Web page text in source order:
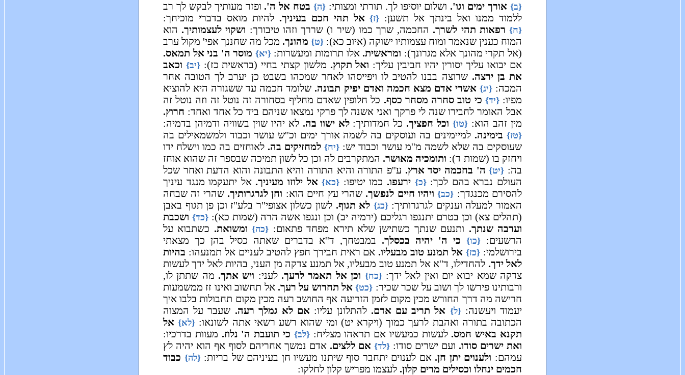
{ב} אורך ימים וגו'. ושלום יוסיפו לך. תורתי ומצותי: {ה} בטח אל ה'. ופזר מעותיך לבקש לך רב
ללמוד ממנו ואל בינתך אל תשען: {ז} אל תהי חכם בעיניך. להיות מואס בדברי מוכיחך:
{ח} רפאות תהי לשרך. החכמה, שרך כמו (שיר ו) שררך וזהו טיבורך: ושקוי לעצמותיך. הוא
המוח כענין שנאמר ומוח עצמותיו ישוקה (איוב כא): {ט} מהונך. מכל מה שחננך אפי' מקול ערב
(אל תקרי מהונך אלא מגרונך): ומראשית. אלו תרומות ומעשרות:{יא} מוסר ה' בני אל תמאס.
אם יבואו עליך יסורין יהיו חביבין עליך: ואל תקוץ. מלשון קצתי בחיי (בראשית כז):{יב} וכאב
את בן ירצה. שרוצה בבנו להטיב לו ויפייסהו לאחר שמכהו בשבט כן יערב לך הטובה אחר
המכה:{יג} אשרי אדם מצא חכמה ואדם יפיק תבונה. שלומד חכמה עד ששגורה היא להוציא
מפיו:{יד} כי טוב סחרה מסחר כסף. כל חלופין שאדם מחליף בסחורה זה נוטל זה וזה נוטל זה
אבל האומר לחבירו שנה לי פרקך ואני אשנה לך פרקי נמצאו שניהם ביד כל אחד ואחד: חרוץ.
מין זהב הוא: {טו} וכל חפציך. כל חמדותיך:לא ישוו בה. לא יהיו שוין בשוויה ודמיהן בדמיה:
{טז} בימינה. למיימינים בה ועוסקים בה לשמה אורך ימים וכ''ש עושר וכבוד ולמשמאילים בה
שעוסקים בה שלא לשמה מ''מ עושר וכבוד יש: {יח} למחזיקים בה. לאוחזים בה כמו וישלח ידו
ויחזק בו (שמות ד): ותומכיה מאושר. המתקרבים לה וכן כל לשון תמיכה שבספר זה שהוא אוחז
בה: {יט} ה' בחכמה יסד ארץ. ע''פ התורה והיא התורה והיא התבונה והוא הדעת ואחר שכל
העולם נברא בהם לכך:{כ} ירעפו. כמו יטיפו: {כא} אל ילוזו מעיניך. אל יתעקמו מנגד עיניך
להסירם מכנגדך: {כב} ויהיו חיים לנפשך. שהרי עץ חיים הוא: וחן לגרגרותיך. שהרי זה שבחה
האמור למעלה וענקים לגרגרותיך:{כג} לא תגוף. לשון כשלון אצופי''ר בלע''ז וכן פן תגוף באבן
(תהלים צא) וכן בטרם יתנגפו רגליכם (ירמיה יב) וכן ונגפו אשה הרה (שמות כא):{כד} ושכבת
וערבה שנתך. ותנעם שנתך כשתישן שלא תירא מפחד פתאום: {כה} ומשואת. כשתבוא על
הרשעים: {כו} כי ה' יהיה בכסלך. במבטחך, ד''א בדברים שאתה כסיל בהן כך מצאתי
בירושלמי: {כז} אל תמנע טוב מבעליו. אם ראית חבירך חפץ להטיב לעניים אל תמנעהו: בהיות
לאל ידך. להחדילו, ד''א אל תמנע טוב מבעליו, אל תמנע צדקה מן העני, בהיות לאל ידך לעשות
צדקה שמא יבוא יום ואין לאל ידך:{כח} וכן אל תאמר לרעך. לעני: ויש אתך. מה שתתן לו,
ורבותינו פירשו לך ושוב על שכר שכיר: {כט} אל תחרוש על רעך. אל תחשוב ואינו זז ממשמעות
חרישה מה דרך החורש מכין מקום לזמן הזריעה אף החושב רעה מכין מקום תחבולות בלבו איך
יעמוד ויעשנה:{ל} אל תריב עם אדם. להתלונן עליו: אם לא גמלך רעה. שעבר על המצוה
הכתובה בתורה ואהבת לרעך כמוך (ויקרא יט) ומי שהוא רשע רשאי אתה לשונאו: {לא} אל
תקנא באיש חמס. לעשות כמעשיו אם תראהו מצליח:{לב} כי תועבת ה' נלוז. מעוות בדרכיו:
ואת ישרים סודו. ועם ישרים סודו: {לד} אם ללצים. אדם נמשך אחריהם לסוף אף הוא יהיה לץ
עמהם: ולענוים יתן חן. אם לענוים יתחבר סוף שיתנו מעשיו חן בעיניהם של בריות:{לה} כבוד
חכמים ינחלו וכסילים מרים קלון. לעצמו מפריש קלון לחלקו: